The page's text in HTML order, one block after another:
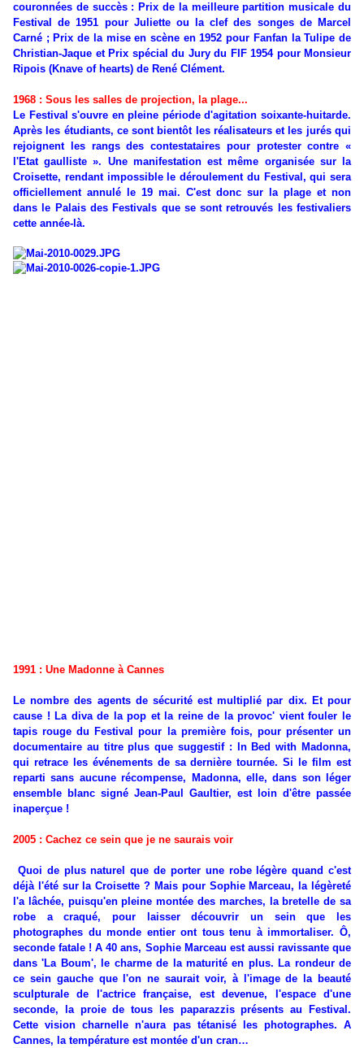
couronnées de succès : Prix de la meilleure partition musicale du
Festival de 1951 pour Juliette ou la clef des songes de Marcel
Carné ; Prix de la mise en scène en 1952 pour Fanfan la Tulipe de
Christian-Jaque et Prix spécial du Jury du FIF 1954 pour Monsieur
Ripois (Knave of hearts) de René Clément.
1968 : Sous les salles de projection, la plage...
Le Festival s'ouvre en pleine période d'agitation soixante-huitarde.
Après les étudiants, ce sont bientôt les réalisateurs et les jurés qui
rejoignent les rangs des contestataires pour protester contre «
l'Etat gaulliste ». Une manifestation est même organisée sur la
Croisette, rendant impossible le déroulement du Festival, qui sera
officiellement annulé le 19 mai. C'est donc sur la plage et non
dans le Palais des Festivals que se sont retrouvés les festivaliers
cette année-là.
1991 : Une Madonne à Cannes
Le nombre des agents de sécurité est multiplié par dix. Et pour
cause ! La diva de la pop et la reine de la provoc' vient fouler le
tapis rouge du Festival pour la première fois, pour présenter un
documentaire au titre plus que suggestif : In Bed with Madonna,
qui retrace les événements de sa dernière tournée. Si le film est
reparti sans aucune récompense, Madonna, elle, dans son léger
ensemble blanc signé Jean-Paul Gaultier, est loin d'être passée
inaperçue !
2005 : Cachez ce sein que je ne saurais voir
Quoi de plus naturel que de porter une robe légère quand c'est
déjà l'été sur la Croisette ? Mais pour Sophie Marceau, la légèreté
l'a lâchée, puisqu'en pleine montée des marches, la bretelle de sa
robe a craqué, pour laisser découvrir un sein que les
photographes du monde entier ont tous tenu à immortaliser. Ô,
seconde fatale ! A 40 ans, Sophie Marceau est aussi ravissante que
dans 'La Boum', le charme de la maturité en plus. La rondeur de
ce sein gauche que l'on ne saurait voir, à l'image de la beauté
sculpturale de l'actrice française, est devenue, l'espace d'une
seconde, la proie de tous les paparazzis présents au Festival.
Cette vision charnelle n'aura pas tétanisé les photographes. A
Cannes, la température est montée d'un cran…